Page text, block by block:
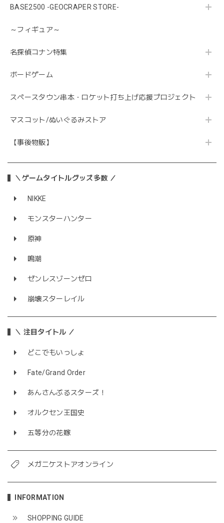
BASE2500 -GEOCRAPER STORE-
～フィギュア～
名探偵コナン特集
ボードゲーム
スペースタウン串本・ロケット打ち上げ応援プロジェクト
マスコット/ぬいぐるみストア
【事後物販】
＼ゲームタイトルグッズ多数 ／
NIKKE
モンスターハンター
原神
鳴潮
ゼンレスゾーンゼロ
崩壊スターレイル
＼ 注目タイトル ／
どこでもいっしょ
Fate/Grand Order
あんさんぶるスターズ！
オルクセン王国史
五等分の花嫁
メガニケストアオンライン
INFORMATION
SHOPPING GUIDE